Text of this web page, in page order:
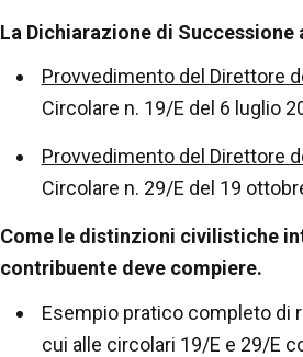
La Dichiarazione di Successione
Provvedimento del Direttore
Circolare n. 19/E del 6 luglio
Provvedimento del Direttore
Circolare n. 29/E del 19
Come le distinzioni civilistiche
contribuente deve compiere.
Esempio pratico completo di
cui alle circolari 19/E e 29/E